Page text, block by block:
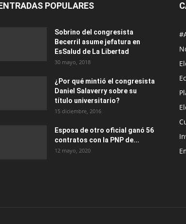
POPULARES
Sobrino del congresista
Becerril asume jefatura en
EsSalud de La Libertad
30 mayo, 2018
¿Por qué mintió el congresista
Daniel Salaverry sobre su
título universitario?
15 diciembre, 2016
Esposa de otro oficial ganó 56
contratos con la PNP de...
12 mayo, 2020